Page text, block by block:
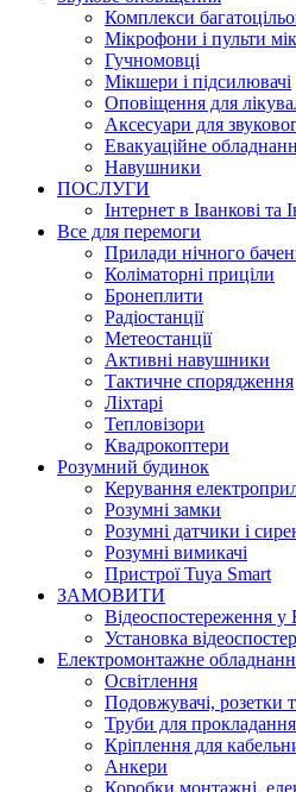
Комплекси
Мікрофони і пульти
Гучномовці
Мікшери і підсилювачі
Оповіщення для
Аксесуари для
Евакуаційне
Навушники
ПОСЛУГИ
Інтернет в Іванкові та
Все для перемоги
Прилади нічного
Коліматорні приціли
Бронеплити
Радіостанції
Метеостанції
Активні навушники
Тактичне спорядження
Ліхтарі
Тепловізори
Квадрокоптери
Розумний будинок
Керування
Розумні замки
Розумні датчики і
Розумні вимикачі
Пристрої Tuya Smart
ЗАМОВИТИ
Відеоспостереження у
Установка
Електромонтажне
Освітлення
Подовжувачі, розетки
Труби для
Кріплення для
Анкери
Коробки монтажні,